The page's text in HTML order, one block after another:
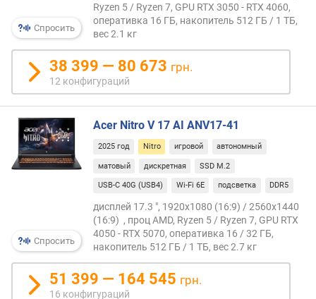
г
и
х
к
д
е
ш
е
в
ы
о
т
ы
Спросить
Ryzen 5 / Ryzen 7, GPU RTX 3050 - RTX 4060,
оперативка 16 ГБ, накопитель 512 ГБ / 1 ТБ,
вес 2.1 кг
38 399 — 80 673 грн.
12 конфигураций
Спросить
Acer Nitro V 17 AI ANV17-41
2025 год Nitro игровой автономный
матовый дискретная SSD M.2
USB-C 40G (USB4) Wi-Fi 6E подсветка DDR5
дисплей 17.3 ", 1920x1080 (16:9) / 2560x1440
(16:9) , проц AMD, Ryzen 5 / Ryzen 7, GPU RTX
4050 - RTX 5070, оперативка 16 / 32 ГБ,
накопитель 512 ГБ / 1 ТБ, вес 2.7 кг
51 399 — 164 545 грн.
16 конфигураций